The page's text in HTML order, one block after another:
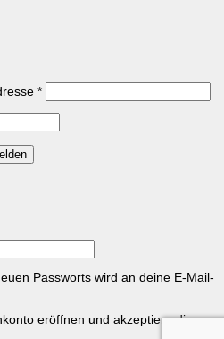
*Erforderlich
Passworts wird an deine E-Mail-
eröffnen und akzeptiere die